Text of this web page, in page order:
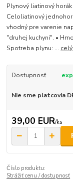
Plynový liatinový
Celoliatinový
vhodný pre varenie
"druhej kuchyni". •
Spotreba plynu: ...
Dostupnosť
Nie sme platcovia
39,00 EUR/ks
Číslo produktu:
Strážiť cenu / dostupnosť